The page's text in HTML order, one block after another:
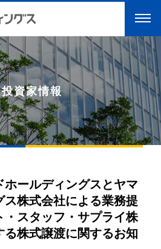
資家情報
ールディングスとヤマ
ス株式会社による業務提
スタッフ・サプライ株
株式譲渡に関するお知